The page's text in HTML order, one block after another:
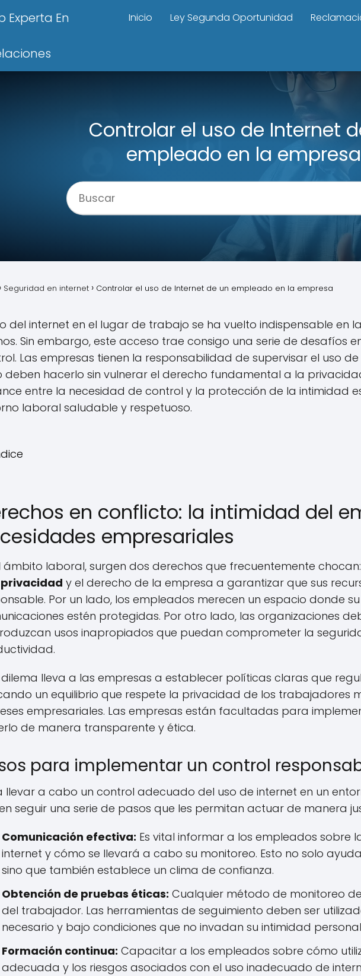
Experta En Inicio Ley Segunda Oportunidad
Controlar el uso de Internet
empleado en la empresa
Seguridad en internet Controlar el uso de Internet de un empleado en la empresa
del internet en el lugar de trabajo se ha vuelto indispensable en
Sin embargo, este acceso trae consigo una serie de desafíos
Las empresas tienen la responsabilidad de supervisar el uso
deben hacerlo sin vulnerar el derecho fundamental a la
entre la necesidad de control y la protección de la intimidad
laboral saludable y respetuoso.
en conflicto: la intimidad del
empresariales
ámbito laboral, surgen dos derechos que frecuentemente
privacidad y el derecho de la empresa a garantizar que sus
Por un lado, los empleados merecen un espacio donde
estén protegidas. Por otro lado, las organizaciones
usos inapropiados que puedan comprometer la
dilema lleva a las empresas a establecer políticas claras que
un equilibrio que respete la privacidad de los trabajadores
empresariales. Las empresas están facultadas para
de manera transparente y ética.
para implementar un control
llevar a cabo un control adecuado del uso de internet en un
seguir una serie de pasos que les permitan actuar de manera
Comunicación efectiva: Es vital informar a los empleados sobre
internet y cómo se llevará a cabo su monitoreo. Esto no solo
sino que también establece un clima de confianza.
Obtención de pruebas éticas: Cualquier método de monitoreo
del trabajador. Las herramientas de seguimiento deben ser
necesario y bajo condiciones que no invadan su intimidad
Formación continua: Capacitar a los empleados sobre cómo
adecuada y los riesgos asociados con el uso inadecuado de